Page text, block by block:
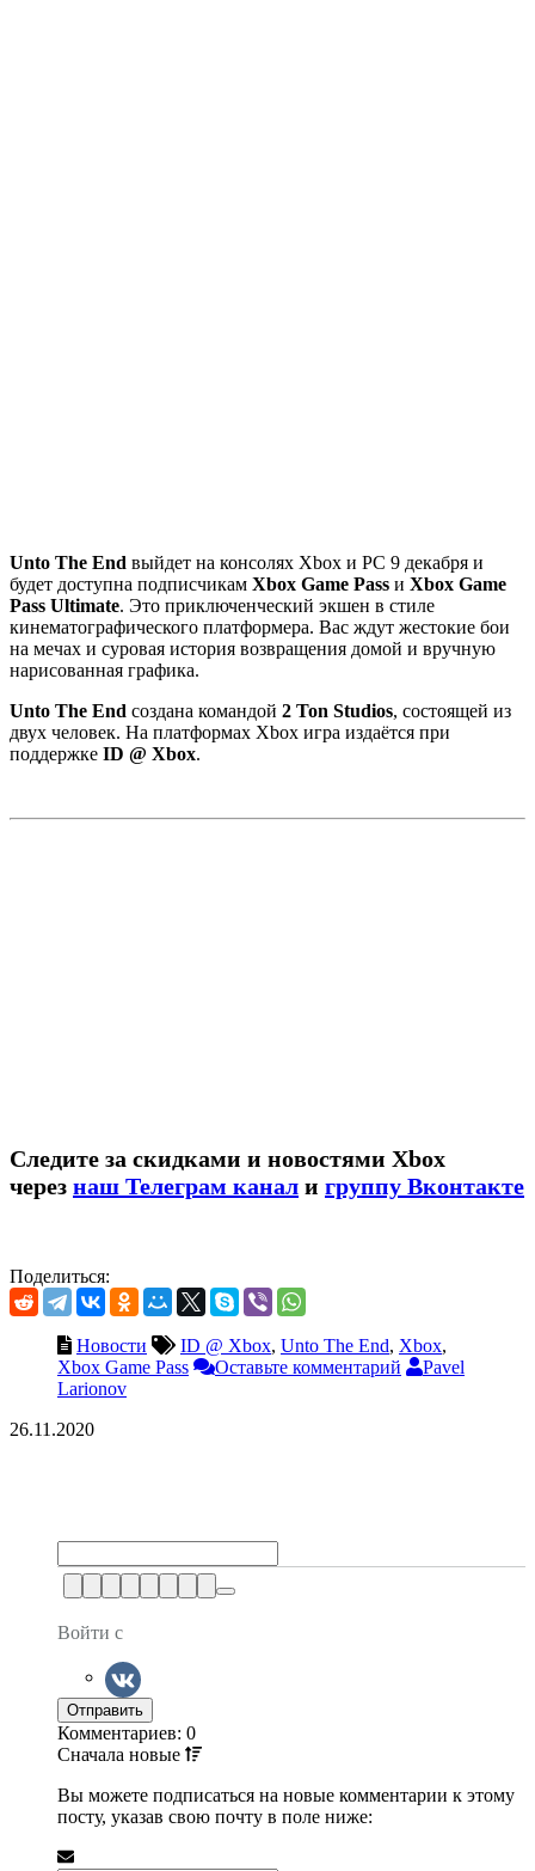
Unto The End выйдет на консолях Xbox и PC 9 декабря и
будет доступна подписчикам Xbox Game Pass и Xbox Game
Pass Ultimate. Это приключенческий экшен в стиле
кинематографического платформера. Вас ждут жестокие бои
на мечах и суровая история возвращения домой и вручную
нарисованная графика.
Unto The End создана командой 2 Ton Studios, состоящей из
двух человек. На платформах Xbox игра издаётся при
поддержке ID @ Xbox.
Следите за скидками и новостями Xbox
через наш Телеграм канал и группу Вконтакте
Поделиться:
Новости ID @ Xbox, Unto The End, Xbox,
Xbox Game Pass
Оставьте комментарий
Pavel
Larionov
26.11.2020
Войти с
Комментариев: 0
Сначала новые
Вы можете подписаться на новые комментарии к этому
посту, указав свою почту в поле ниже: